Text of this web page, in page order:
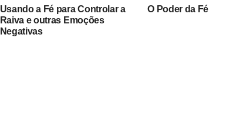
Usando a Fé para Controlar a
Raiva e outras Emoções
Negativas
O Poder da Fé